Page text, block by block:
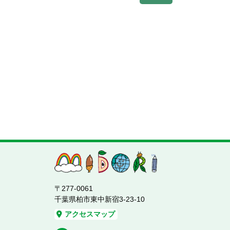
〒277-0061
千葉県柏市東中新宿3-23-10
アクセスマップ